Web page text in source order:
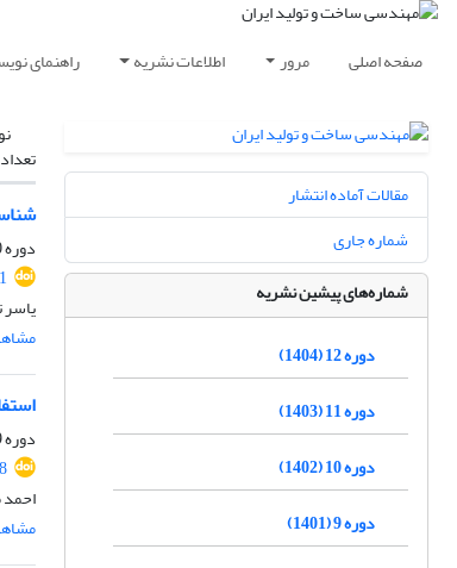
صفحه اصلی مرور اطلاعات نشریه راهنمای
دوره 10، شماره 4، تیر 1402، صفحه
یاسر
دوره 9، شماره 11، بهمن 1401، صفحه
احمد
مقالات آماده انتشار
شماره جاری
شماره‌های پیشین نشریه
دوره 12 (1404)
دوره 11 (1403)
دوره 10 (1402)
دوره 9 (1401)